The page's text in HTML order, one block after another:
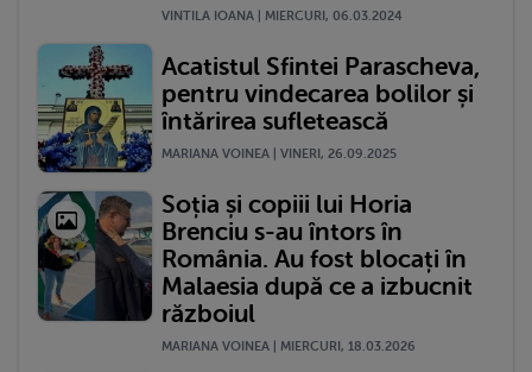
VINTILA IOANA | MIERCURI, 06.03.2024
Acatistul Sfintei Parascheva,
pentru vindecarea bolilor și
întărirea sufletească
MARIANA VOINEA | VINERI, 26.09.2025
Soția și copiii lui Horia
Brenciu s-au întors în
România. Au fost blocați în
Malaesia după ce a izbucnit
războiul
MARIANA VOINEA | MIERCURI, 18.03.2026